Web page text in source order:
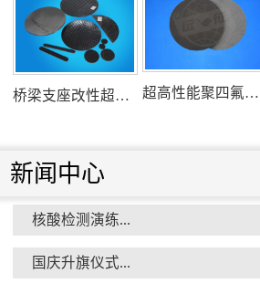
桥梁支座改性超高分子量聚乙烯滑板 超高性能聚四氟乙烯滑板
新闻中心
核酸检测演练...
国庆升旗仪式...